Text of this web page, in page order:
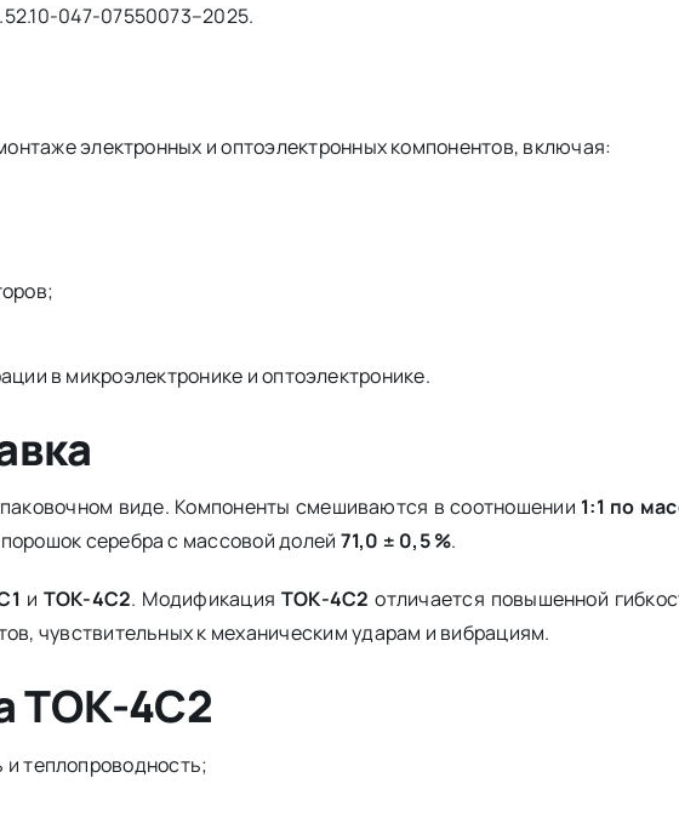
047-07550073–2025.
электронных и оптоэлектронных компонентов, включая:
в микроэлектронике и оптоэлектронике.
виде. Компоненты смешиваются в соотношении 1:1 по
серебра с массовой долей 71,0 ± 0,5 %.
и ТОК-4С2. Модификация ТОК-4С2 отличается повышенной
чувствительных к механическим ударам и вибрациям.
ТОК-4С2
теплопроводность;